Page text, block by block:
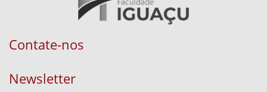
Contate-nos
Newsletter